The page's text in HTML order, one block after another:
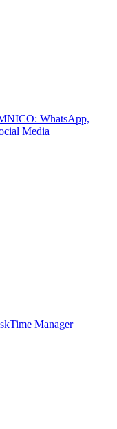
WhatsApp,
Media
Manager